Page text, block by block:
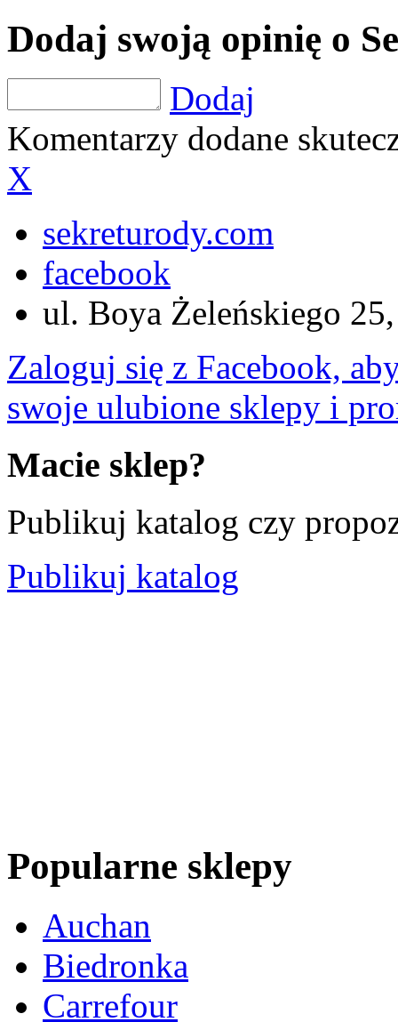
Dodaj swoją opinię o
Dodaj
Komentarzy dodane
X
sekreturody.com
facebook
ul. Boya Żeleńskiego
Zaloguj się z Facebook,
swoje ulubione sklepy i
Macie sklep?
Publikuj katalog czy
Publikuj katalog
Popularne sklepy
Auchan
Biedronka
Carrefour